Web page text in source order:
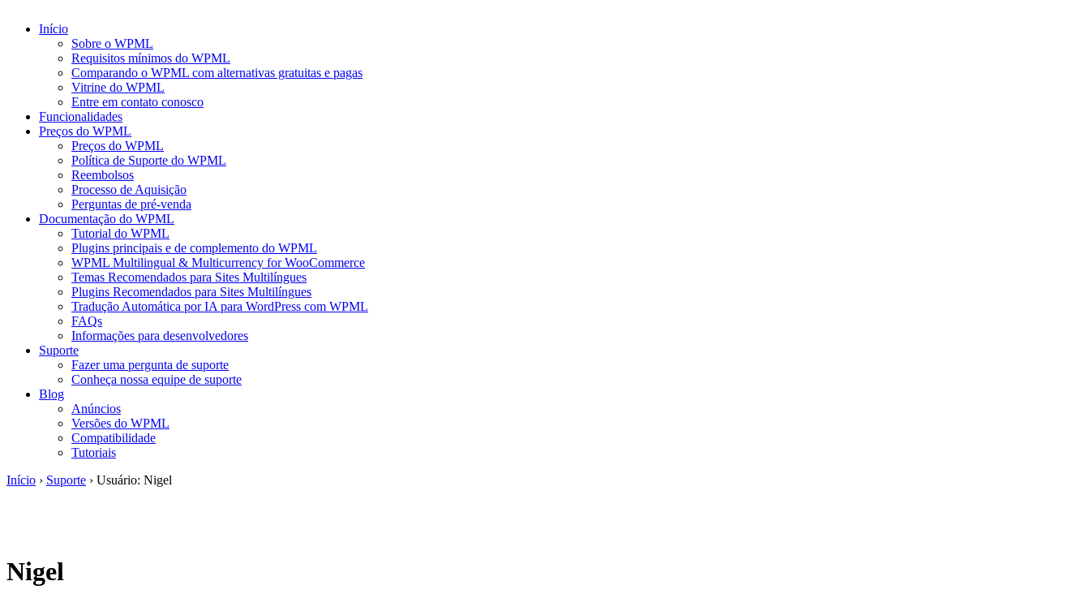
Início
Sobre o WPML
Requisitos mínimos do WPML
Comparando o WPML com alternativas gratuitas e pagas
Vitrine do WPML
Entre em contato conosco
Funcionalidades
Preços do WPML
Preços do WPML
Política de Suporte do WPML
Reembolsos
Processo de Aquisição
Perguntas de pré-venda
Documentação do WPML
Tutorial do WPML
Plugins principais e de complemento do WPML
WPML Multilingual & Multicurrency for WooCommerce
Temas Recomendados para Sites Multilíngues
Plugins Recomendados para Sites Multilíngues
Tradução Automática por IA para WordPress com WPML
FAQs
Informações para desenvolvedores
Suporte
Fazer uma pergunta de suporte
Conheça nossa equipe de suporte
Blog
Anúncios
Versões do WPML
Compatibilidade
Tutoriais
Início › Suporte › Usuário: Nigel
Nigel